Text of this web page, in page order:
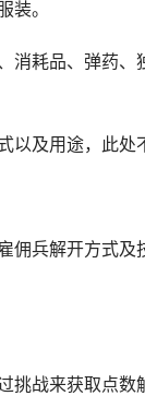
装。
消耗品、弹药、
以及用途，此处
佣兵解开方式及
挑战来获取点数